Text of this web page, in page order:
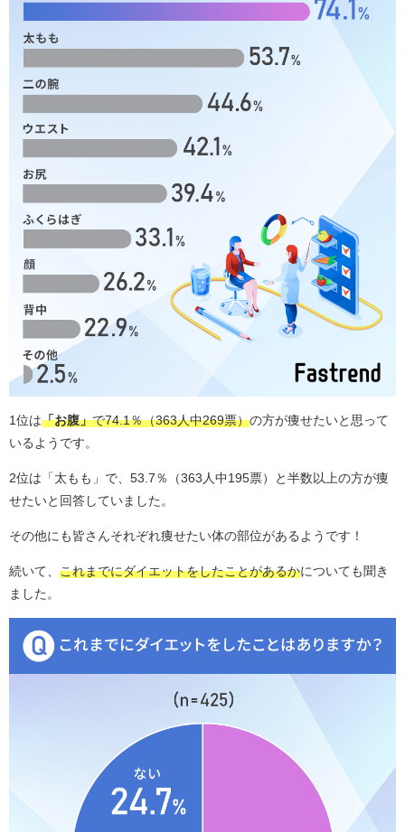
1位は「お腹」で74.1％（363人中269票）の方が痩せたいと思って
いるようです。
2位は「太もも」で、53.7％（363人中195票）と半数以上の方が痩
せたいと回答していました。
その他にも皆さんそれぞれ痩せたい体の部位があるようです！
続いて、 これまでにダイエットをしたことがあるかについても聞き
ました。